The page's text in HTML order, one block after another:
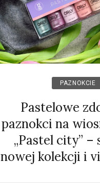
PAZNOKCIE
Pastelowe
paznokci na
„Pastel city” –
nowej kolekcji i